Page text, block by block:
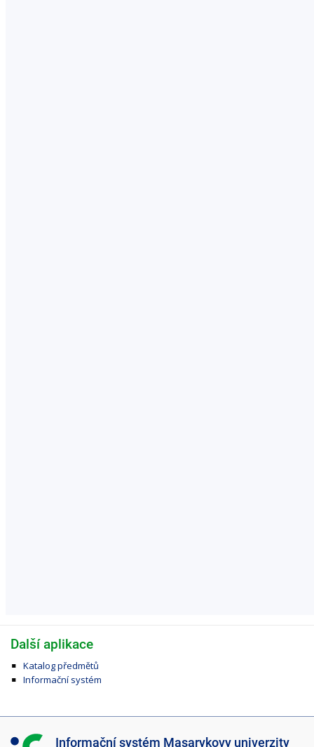
Další aplikace
Katalog předmětů
Informační systém
I Informační systém Masarykovy univerzity